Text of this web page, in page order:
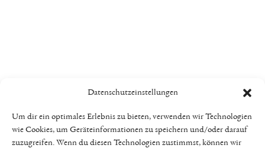
Datenschutzeinstellungen
Um dir ein optimales Erlebnis zu bieten, verwenden wir Technologien
wie Cookies, um Geräteinformationen zu speichern und/oder darauf
zuzugreifen. Wenn du diesen Technologien zustimmst, können wir